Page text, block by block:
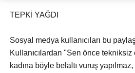
TEPKİ YAĞDI
Sosyal medya kullanıcıları bu
Kullanıcılardan "Sen önce
kadına böyle belaltı vuruş